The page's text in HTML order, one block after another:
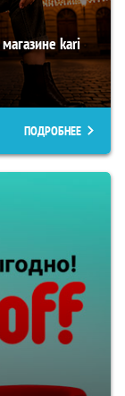
kari
ПОДРОБНЕЕ